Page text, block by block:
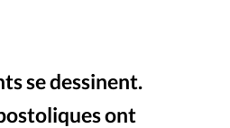
Faire un don
se dessinent.
ont